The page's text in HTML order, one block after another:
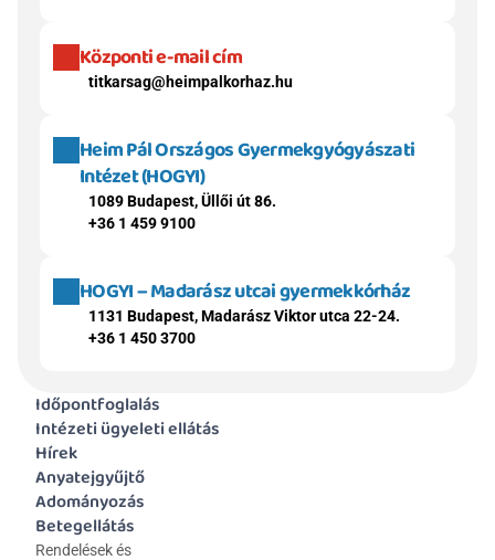
Központi e-mail cím
titkarsag@heimpalkorhaz.hu
Heim Pál Országos Gyermekgyógyászati
Intézet (HOGYI)
1089 Budapest, Üllői út 86.
+36 1 459 9100
HOGYI – Madarász utcai gyermekkórház
1131 Budapest, Madarász Viktor utca 22-24.
+36 1 450 3700
Időpontfoglalás
Intézeti ügyeleti ellátás
Hírek
Anyatejgyűjtő
Adományozás
Betegellátás
Rendelések és